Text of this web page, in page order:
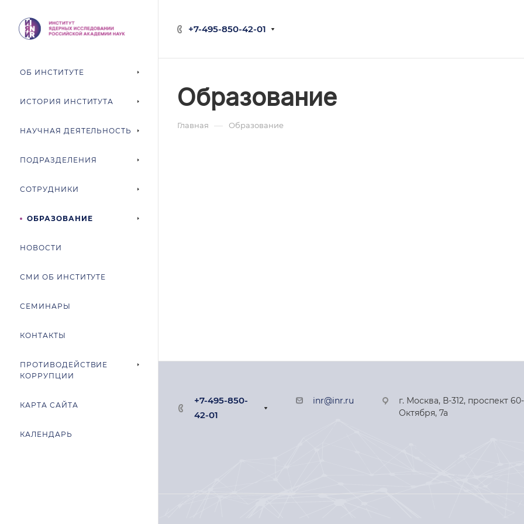
+7-495-850-42-01
ОБ ИНСТИТУТЕ
ИСТОРИЯ ИНСТИТУТА
НАУЧНАЯ ДЕЯТЕЛЬНОСТЬ
ПОДРАЗДЕЛЕНИЯ
СОТРУДНИКИ
ОБРАЗОВАНИЕ
НОВОСТИ
СМИ ОБ ИНСТИТУТЕ
СЕМИНАРЫ
КОНТАКТЫ
ПРОТИВОДЕЙСТВИЕ
КОРРУПЦИИ
КАРТА САЙТА
КАЛЕНДАРЬ
Образование
Главная — Образование
+7-495-850-
42-01
inr@inr.ru
г. Москва, В-312, проспект
Октября, 7а